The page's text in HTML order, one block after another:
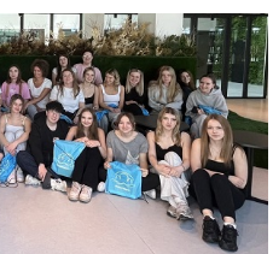
ZS GORZÓW ŚL.
PODMIOTU
IV, V KLASY 2025/2026